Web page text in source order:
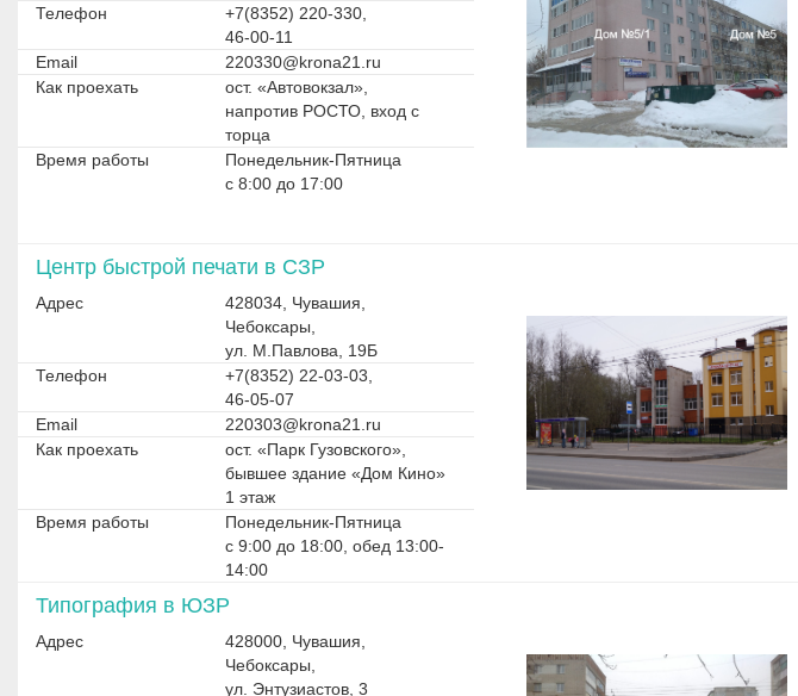
Телефон
+7(8352) 220-330,
46-00-11
Email
220330@krona21.ru
Как проехать
ост. «Автовокзал»,
напротив РОСТО, вход с
торца
Время работы
Понедельник-Пятница
с 8:00 до 17:00
Центр быстрой печати в СЗР
Адрес
428034, Чувашия,
Чебоксары,
ул. М.Павлова, 19Б
Телефон
+7(8352) 22-03-03,
46-05-07
Email
220303@krona21.ru
Как проехать
ост. «Парк Гузовского»,
бывшее здание «Дом Кино»
1 этаж
Время работы
Понедельник-Пятница
с 9:00 до 18:00, обед 13:00-
14:00
Типография в ЮЗР
Адрес
428000, Чувашия,
Чебоксары,
ул. Энтузиастов, 3